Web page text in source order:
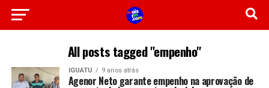
All posts tagged "empenho"
IGUATU 9 anos atrás
Agenor Neto garante empenho na aprovação de